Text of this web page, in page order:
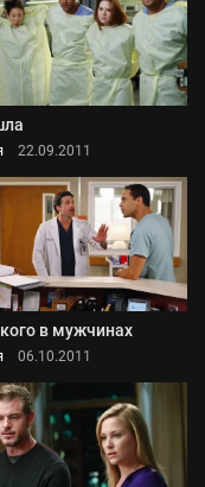
22.09.2011
в мужчинах
06.10.2011